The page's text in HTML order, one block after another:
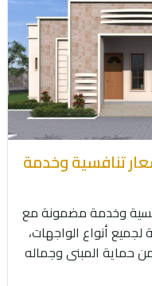
تنافسية وخدمة
وخدمة مضمونة مع
أنواع الواجهات،
حماية المبنى وجماله